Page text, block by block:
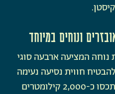
ונוחים במיוחד
המציעה ארבעה סוגי
חווית נסיעה נעימה
ומרגיעה. ברוב הסיורים, תכסו כ-2,000 קילומטרים